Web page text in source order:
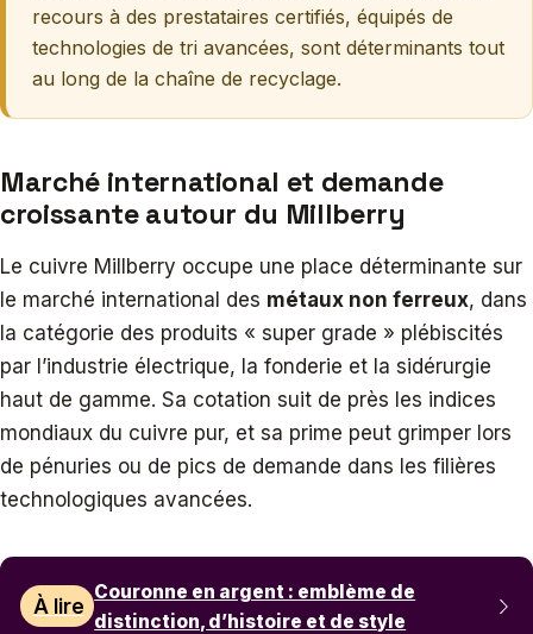
recours à des prestataires certifiés, équipés de
technologies de tri avancées, sont déterminants tout
au long de la chaîne de recyclage.
Marché international et demande
croissante autour du Millberry
Le cuivre Millberry occupe une place déterminante sur
le marché international des métaux non ferreux, dans
la catégorie des produits « super grade » plébiscités
par l’industrie électrique, la fonderie et la sidérurgie
haut de gamme. Sa cotation suit de près les indices
mondiaux du cuivre pur, et sa prime peut grimper lors
de pénuries ou de pics de demande dans les filières
technologiques avancées.
À lire
Couronne en argent : emblème de
distinction, d’histoire et de style